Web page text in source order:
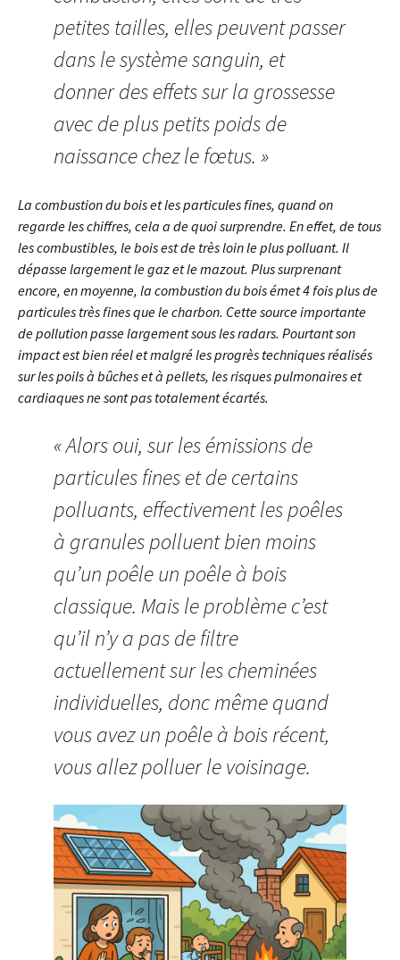
petites tailles, elles peuvent passer
dans le système sanguin, et
donner des effets sur la grossesse
avec de plus petits poids de
naissance chez le fœtus. »
La combustion du bois et les particules fines, quand on
regarde les chiffres, cela a de quoi surprendre. En effet, de tous
les combustibles, le bois est de très loin le plus polluant. Il
dépasse largement le gaz et le mazout. Plus surprenant
encore, en moyenne, la combustion du bois émet 4 fois plus de
particules très fines que le charbon. Cette source importante
de pollution passe largement sous les radars. Pourtant son
impact est bien réel et malgré les progrès techniques réalisés
sur les poils à bûches et à pellets, les risques pulmonaires et
cardiaques ne sont pas totalement écartés.
« Alors oui, sur les émissions de
particules fines et de certains
polluants, effectivement les poêles
à granules polluent bien moins
qu’un poêle un poêle à bois
classique. Mais le problème c’est
qu’il n’y a pas de filtre
actuellement sur les cheminées
individuelles, donc même quand
vous avez un poêle à bois récent,
vous allez polluer le voisinage.